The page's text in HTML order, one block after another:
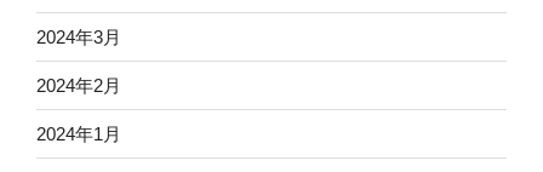
2024年3月
2024年2月
2024年1月